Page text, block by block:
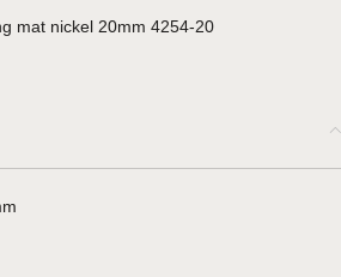
mat nickel 20mm 4254-20